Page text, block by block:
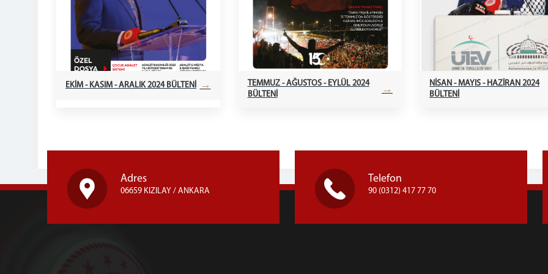
EKİM - KASIM - ARALIK 2024 BÜLTENİ →
TEMMUZ - AĞUSTOS - EYLÜL 2024
BÜLTENİ
→
NİSAN - MAYIS - HAZİRAN 2024
BÜLTENİ
Adres
06659 KIZILAY / ANKARA
Telefon
90 (0312) 417 77 70